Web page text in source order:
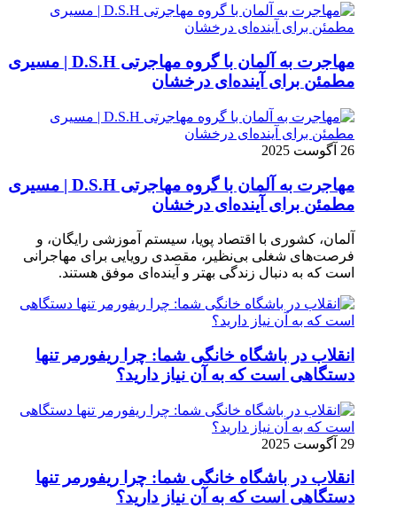
مهاجرت به آلمان با گروه مهاجرتی D.S.H | مسیری
مطمئن برای آینده‌ای درخشان
26 آگوست 2025
مهاجرت به آلمان با گروه مهاجرتی D.S.H | مسیری
مطمئن برای آینده‌ای درخشان
آلمان، کشوری با اقتصاد پویا، سیستم آموزشی رایگان، و
فرصت‌های شغلی بی‌نظیر، مقصدی رویایی برای مهاجرانی
است که به دنبال زندگی بهتر و آینده‌ای موفق هستند.
انقلاب در باشگاه خانگی شما: چرا ریفورمر تنها
دستگاهی است که به آن نیاز دارید؟
29 آگوست 2025
انقلاب در باشگاه خانگی شما: چرا ریفورمر تنها
دستگاهی است که به آن نیاز دارید؟